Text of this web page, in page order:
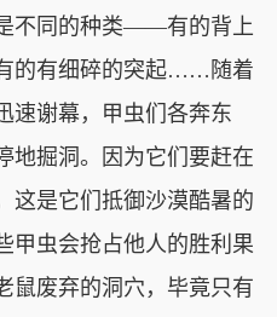
不同的种类——有的背上
的有细碎的突起……随着
速谢幕，甲虫们各奔东
地掘洞。因为它们要赶在
这是它们抵御沙漠酷暑的
甲虫会抢占他人的胜利果
鼠废弃的洞穴，毕竟只有